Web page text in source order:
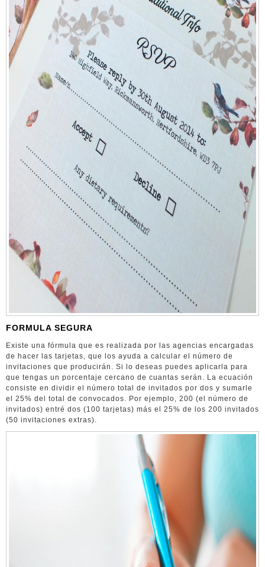
FORMULA SEGURA
Existe una fórmula que es realizada por las agencias encargadas
de hacer las tarjetas, que los ayuda a calcular el número de
invitaciones que producirán. Si lo deseas puedes aplicarla para
que tengas un porcentaje cercano de cuantas serán. La ecuación
consiste en dividir el número total de invitados por dos y sumarle
el 25% del total de convocados. Por ejemplo, 200 (el número de
invitados) entré dos (100 tarjetas) más el 25% de los 200 invitados
(50 invitaciones extras).